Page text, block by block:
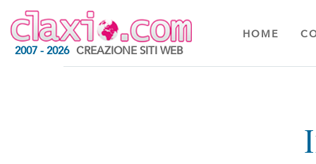
2007 - 2026 CREAZIONE SITI WEB
HOME